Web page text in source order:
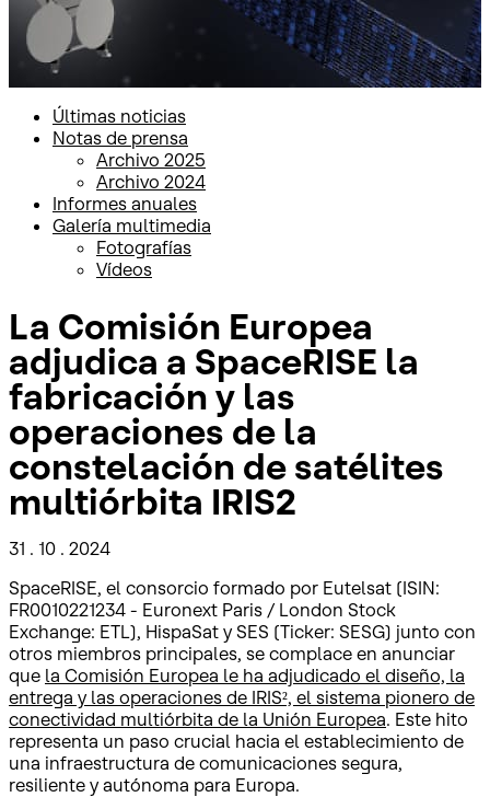
Últimas noticias
Notas de prensa
Archivo 2025
Archivo 2024
Informes anuales
Galería multimedia
Fotografías
Vídeos
La Comisión Europea
adjudica a SpaceRISE la
fabricación y las
operaciones de la
constelación de satélites
multiórbita IRIS2
31 . 10 . 2024
SpaceRISE, el consorcio formado por Eutelsat (ISIN:
FR0010221234 - Euronext Paris / London Stock
Exchange: ETL), HispaSat y SES (Ticker: SESG) junto con
otros miembros principales, se complace en anunciar
que la Comisión Europea le ha adjudicado el diseño, la
entrega y las operaciones de IRIS², el sistema pionero de
conectividad multiórbita de la Unión Europea. Este hito
representa un paso crucial hacia el establecimiento de
una infraestructura de comunicaciones segura,
resiliente y autónoma para Europa.